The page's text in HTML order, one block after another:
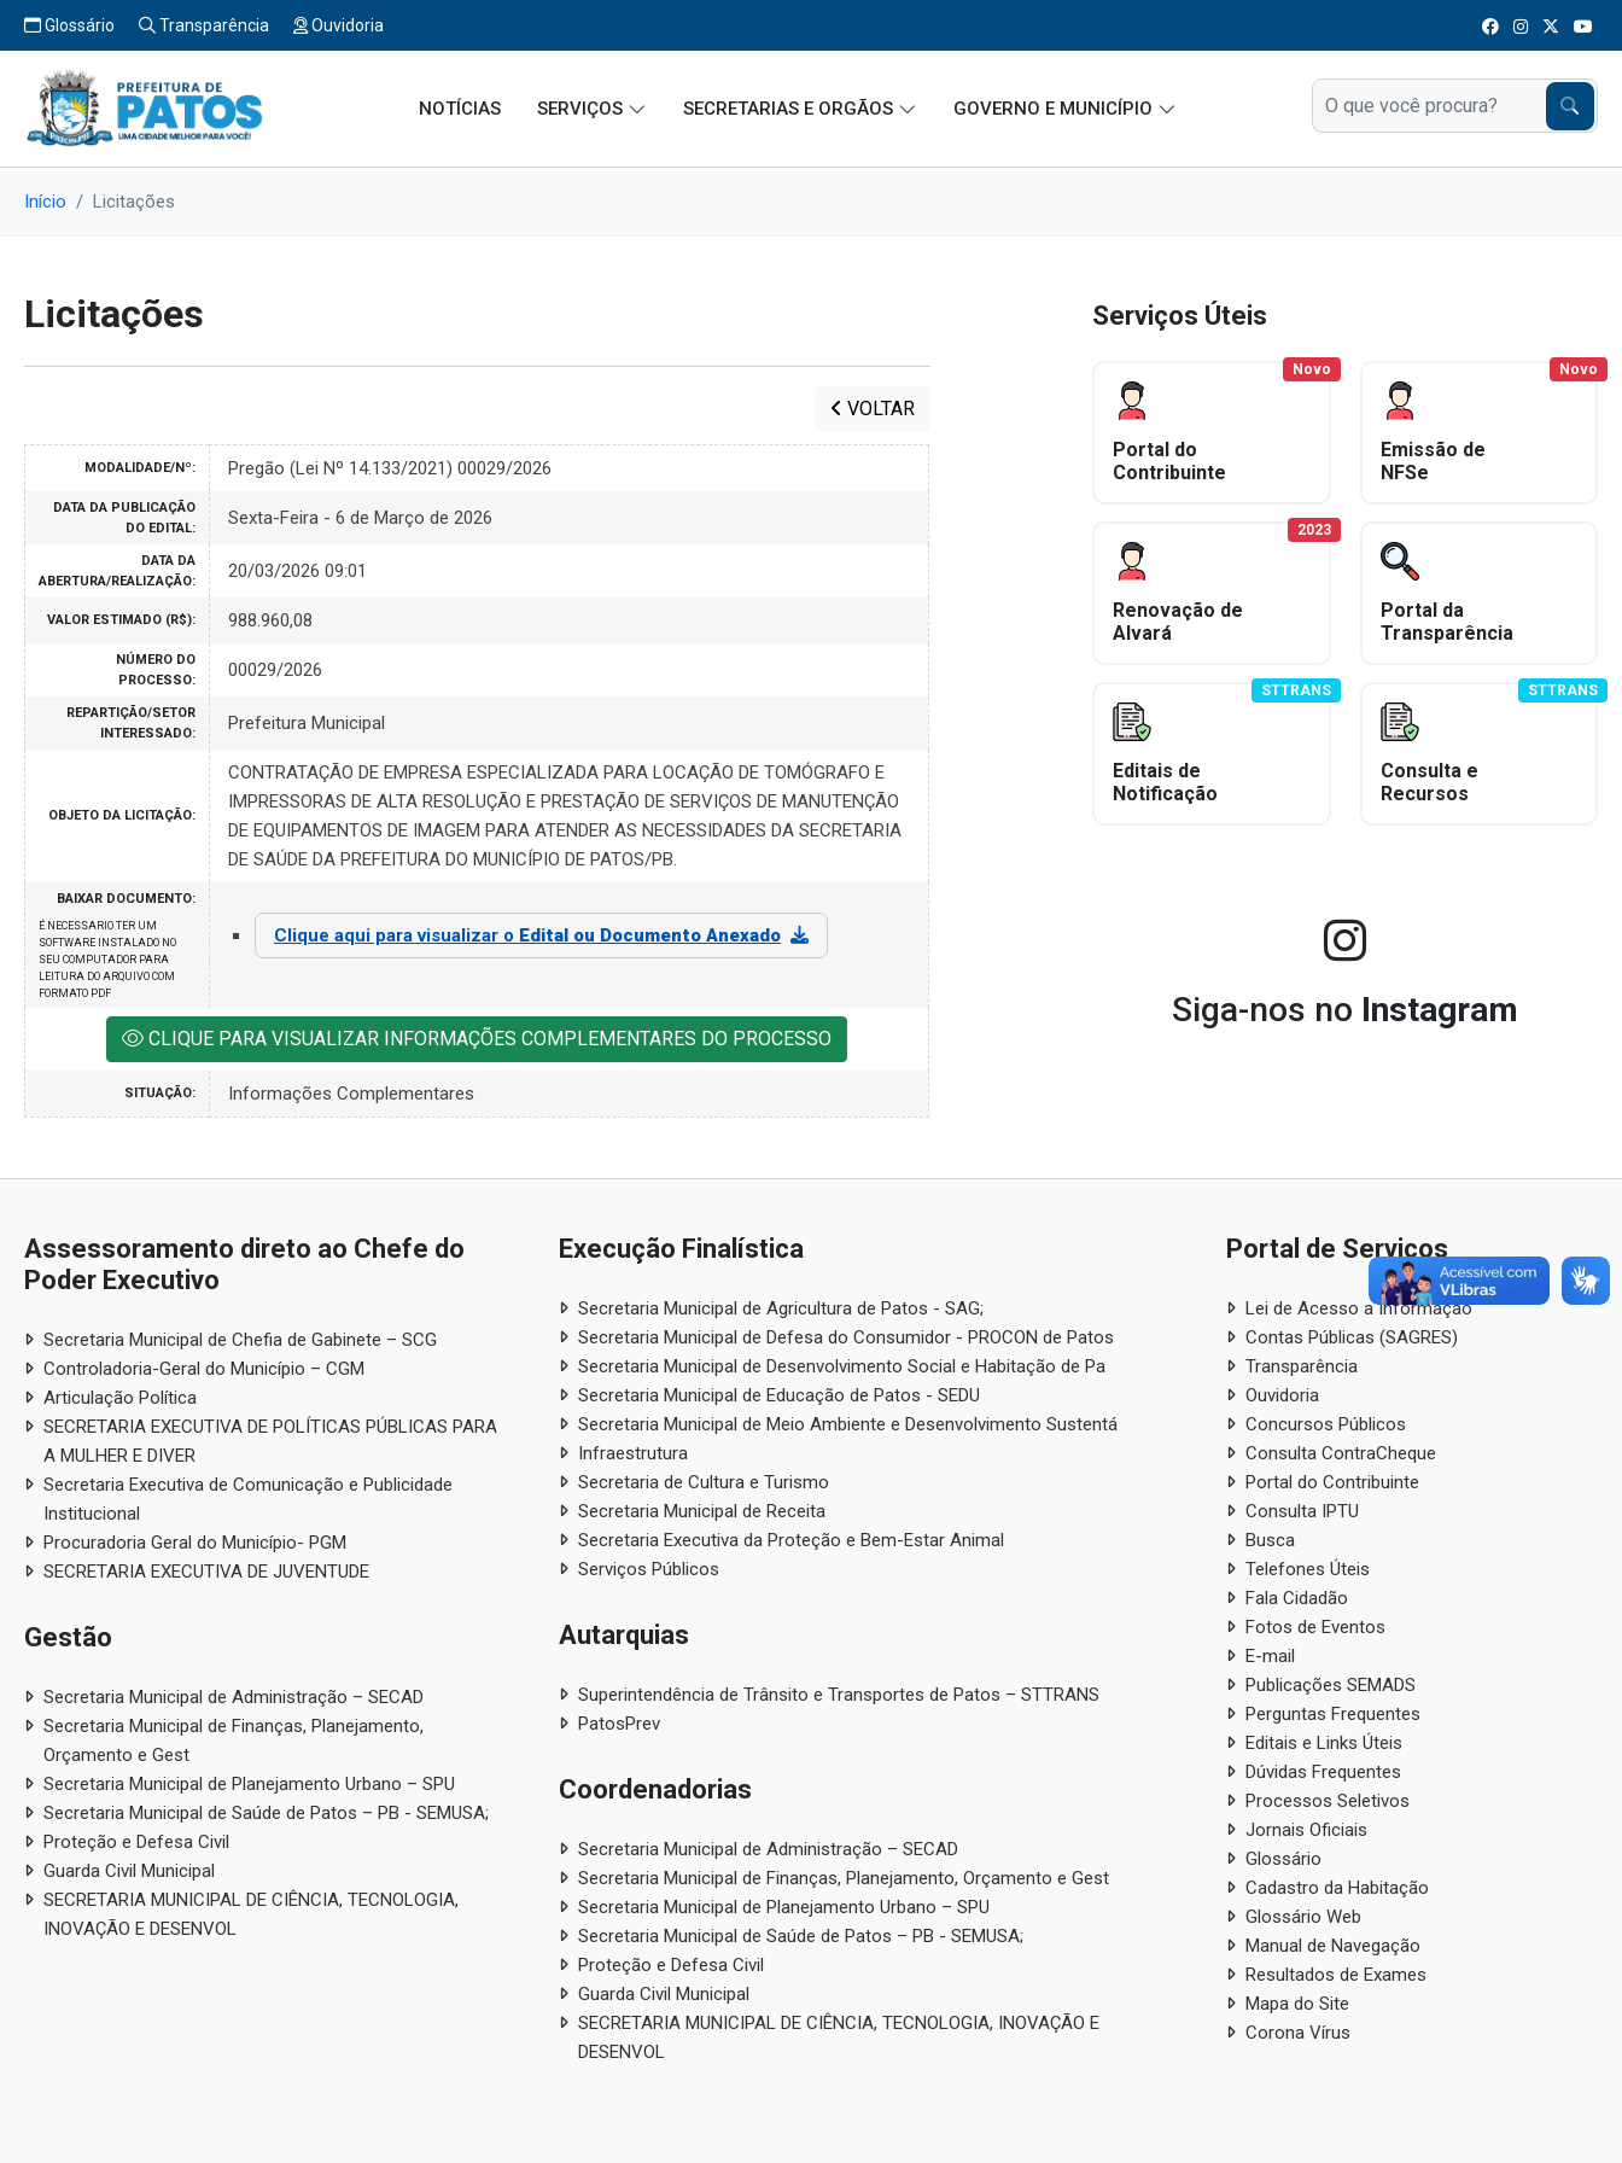
Glossário Transparência Ouvidoria
NOTÍCIAS SERVIÇOS SECRETARIAS E ORGÃOS GOVERNO E MUNICÍPIO
Início Licitações
Licitações
VOLTAR
MODALIDADE/Nº: Pregão (Lei Nº 14.133/2021) 00029/2026
DATA DA PUBLICAÇÃO
DO EDITAL:
Sexta-Feira - 6 de Março de 2026
DATA DA
ABERTURA/REALIZAÇÃO:
20/03/2026 09:01
VALOR ESTIMADO (R$): 988.960,08
NÚMERO DO
PROCESSO:
00029/2026
REPARTIÇÃO/SETOR
INTERESSADO:
Prefeitura Municipal
OBJETO DA LICITAÇÃO:
CONTRATAÇÃO DE EMPRESA ESPECIALIZADA PARA LOCAÇÃO DE TOMÓGRAFO E
IMPRESSORAS DE ALTA RESOLUÇÃO E PRESTAÇÃO DE SERVIÇOS DE MANUTENÇÃO
DE EQUIPAMENTOS DE IMAGEM PARA ATENDER AS NECESSIDADES DA SECRETARIA
DE SAÚDE DA PREFEITURA DO MUNICÍPIO DE PATOS/PB.
BAIXAR DOCUMENTO:
É NECESSARIO TER UM
SOFTWARE INSTALADO NO
SEU COMPUTADOR PARA
LEITURA DO ARQUIVO COM
FORMATO PDF
Clique aqui para visualizar o Edital ou Documento Anexado
CLIQUE PARA VISUALIZAR INFORMAÇÕES COMPLEMENTARES DO PROCESSO
SITUAÇÃO: Informações Complementares
Serviços Úteis
Portal do
Contribuinte
Novo
Emissão de
NFSe
Novo
Renovação de
Alvará
2023
Portal da
Transparência
Editais de
Notificação
STTRANS
Consulta e
Recursos
STTRANS
Siga-nos no Instagram
Assessoramento direto ao Chefe do
Poder Executivo
Secretaria Municipal de Chefia de Gabinete – SCG
Controladoria-Geral do Município – CGM
Articulação Política
SECRETARIA EXECUTIVA DE POLÍTICAS PÚBLICAS PARA
A MULHER E DIVER
Secretaria Executiva de Comunicação e Publicidade
Institucional
Procuradoria Geral do Município- PGM
SECRETARIA EXECUTIVA DE JUVENTUDE
Gestão
Secretaria Municipal de Administração – SECAD
Secretaria Municipal de Finanças, Planejamento,
Orçamento e Gest
Secretaria Municipal de Planejamento Urbano – SPU
Secretaria Municipal de Saúde de Patos – PB - SEMUSA;
Proteção e Defesa Civil
Guarda Civil Municipal
SECRETARIA MUNICIPAL DE CIÊNCIA, TECNOLOGIA,
INOVAÇÃO E DESENVOL
Execução Finalística
Secretaria Municipal de Agricultura de Patos - SAG;
Secretaria Municipal de Defesa do Consumidor - PROCON de Patos
Secretaria Municipal de Desenvolvimento Social e Habitação de Pa
Secretaria Municipal de Educação de Patos - SEDU
Secretaria Municipal de Meio Ambiente e Desenvolvimento Sustentá
Infraestrutura
Secretaria de Cultura e Turismo
Secretaria Municipal de Receita
Secretaria Executiva da Proteção e Bem-Estar Animal
Serviços Públicos
Autarquias
Superintendência de Trânsito e Transportes de Patos – STTRANS
PatosPrev
Coordenadorias
Secretaria Municipal de Administração – SECAD
Secretaria Municipal de Finanças, Planejamento, Orçamento e Gest
Secretaria Municipal de Planejamento Urbano – SPU
Secretaria Municipal de Saúde de Patos – PB - SEMUSA;
Proteção e Defesa Civil
Guarda Civil Municipal
SECRETARIA MUNICIPAL DE CIÊNCIA, TECNOLOGIA, INOVAÇÃO E
DESENVOL
Portal de Serviços
Lei de Acesso a Informação
Contas Públicas (SAGRES)
Transparência
Ouvidoria
Concursos Públicos
Consulta ContraCheque
Portal do Contribuinte
Consulta IPTU
Busca
Telefones Úteis
Fala Cidadão
Fotos de Eventos
E-mail
Publicações SEMADS
Perguntas Frequentes
Editais e Links Úteis
Dúvidas Frequentes
Processos Seletivos
Jornais Oficiais
Glossário
Cadastro da Habitação
Glossário Web
Manual de Navegação
Resultados de Exames
Mapa do Site
Corona Vírus